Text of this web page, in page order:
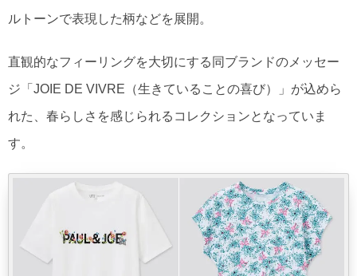
ルトーンで表現した柄などを展開。
直観的なフィーリングを大切にする同ブランドのメッセー
ジ「JOIE DE VIVRE（生きていることの喜び）」が込めら
れた、春らしさを感じられるコレクションとなっていま
す。